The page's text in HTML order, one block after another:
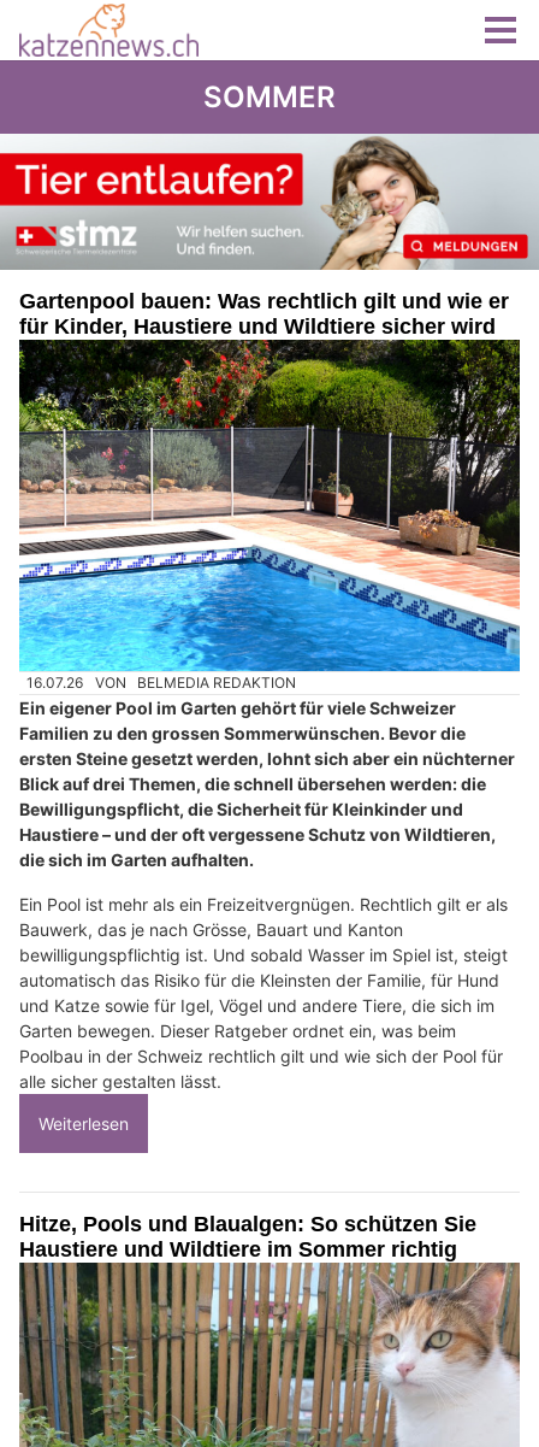
SOMMER
Gartenpool bauen: Was rechtlich gilt und wie er
für Kinder, Haustiere und Wildtiere sicher wird
16.07.26 VON BELMEDIA REDAKTION
Ein eigener Pool im Garten gehört für viele Schweizer
Familien zu den grossen Sommerwünschen. Bevor die
ersten Steine gesetzt werden, lohnt sich aber ein nüchterner
Blick auf drei Themen, die schnell übersehen werden: die
Bewilligungspflicht, die Sicherheit für Kleinkinder und
Haustiere – und der oft vergessene Schutz von Wildtieren,
die sich im Garten aufhalten.
Ein Pool ist mehr als ein Freizeitvergnügen. Rechtlich gilt er als
Bauwerk, das je nach Grösse, Bauart und Kanton
bewilligungspflichtig ist. Und sobald Wasser im Spiel ist, steigt
automatisch das Risiko für die Kleinsten der Familie, für Hund
und Katze sowie für Igel, Vögel und andere Tiere, die sich im
Garten bewegen. Dieser Ratgeber ordnet ein, was beim
Poolbau in der Schweiz rechtlich gilt und wie sich der Pool für
alle sicher gestalten lässt.
Weiterlesen
Hitze, Pools und Blaualgen: So schützen Sie
Haustiere und Wildtiere im Sommer richtig